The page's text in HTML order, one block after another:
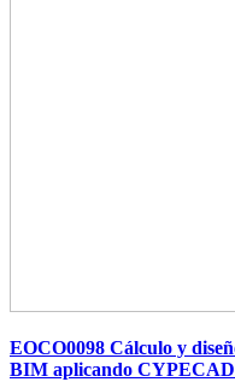
EOCO0098 Cálculo y
BIM aplicando